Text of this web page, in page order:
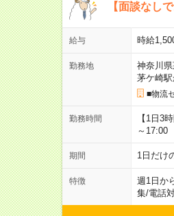
【面談なし
給与 時給
勤務地
神奈川
茅ケ崎
■物流
勤務時間
【1日3
～17:00
期間 1日だけ
特徴 週1日か
集/電話